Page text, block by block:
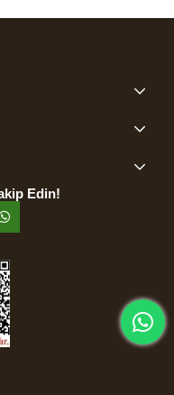
Edin!